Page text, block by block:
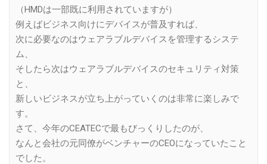
（HMDは一部既に利用されていますが）
例えばビジネス向けにデバイスが普及すれば、
次に必要なのはウェアラブルデバイスを管理するシステ
ム、
そしたら次はウェアラブルデバイスのセキュリティ対策
と、
新しいビジネスが立ち上がっていくのは非常に楽しみで
す。
さて、今年のCEATECで最もびっくりしたのが、
なんと会社の元同僚がベンチャーのCEOになっていたこと
でした。